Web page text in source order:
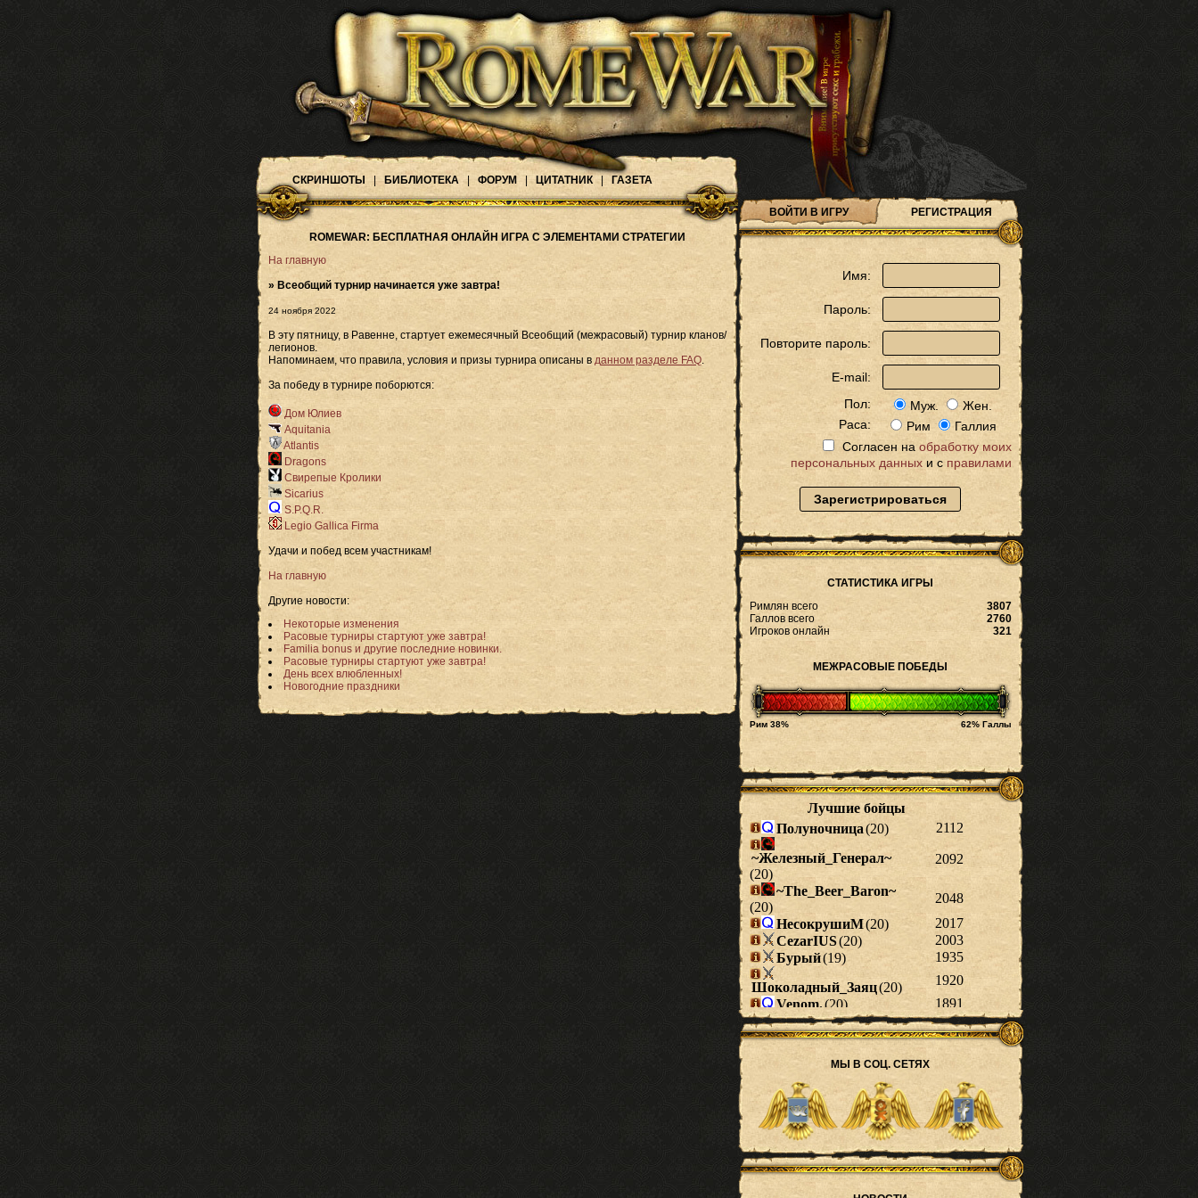
СКРИНШОТЫ БИБЛИОТЕКА ФОРУМ ЦИТАТНИК ГАЗЕТА
ROMEWAR: БЕСПЛАТНАЯ ОНЛАЙН ИГРА С ЭЛЕМЕНТАМИ СТРАТЕГИИ
На главную
» Всеобщий турнир начинается уже завтра!
24 ноября 2022
В эту пятницу, в Равенне, стартует ежемесячный Всеобщий (межрасовый) турнир кланов/
легионов.
Напоминаем, что правила, условия и призы турнира описаны в данном разделе FAQ.
За победу в турнире поборются:
Дом Юлиев
Aquitania
Atlantis
Dragons
Свирепые Кролики
Sicarius
S.P.Q.R.
Legio Gallica Firma
Удачи и побед всем участникам!
На главную
Другие новости:
Некоторые изменения
Расовые турниры стартуют уже завтра!
Familia bonus и другие последние новинки.
Расовые турниры стартуют уже завтра!
День всех влюбленных!
Новогодние праздники
ВОЙТИ В ИГРУ РЕГИСТРАЦИЯ
Имя:
Пароль:
Повторите пароль:
E-mail:
Пол:
Муж.
Жен.
Раса:
Рим
Галлия
Согласен на обработку моих
персональных данныхи с правилами
Зарегистрироваться
СТАТИСТИКА ИГРЫ
Римлян всего
3807
Галлов всего
2760
Игроков онлайн
321
МЕЖРАСОВЫЕ ПОБЕДЫ
Рим 38% 62% Галлы
МЫ В СОЦ. СЕТЯХ